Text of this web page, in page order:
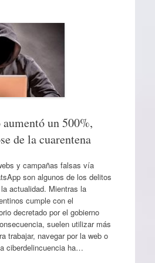
un 500%,
de la cuarentena
y campañas falsas vía
son algunos de los delitos
actualidad. Mientras la
cumple con el
decretado por el gobierno
suelen utilizar más
trabajar, navegar por la web o
ciberdelincuencia ha…